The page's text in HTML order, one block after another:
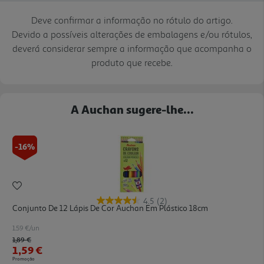
Deve confirmar a informação no rótulo do artigo.
Devido a possíveis alterações de embalagens e/ou rótulos,
deverá considerar sempre a informação que acompanha o
produto que recebe.
A Auchan sugere-lhe...
-16%
4.5 (2)
Conjunto De 12 Lápis De Cor Auchan Em Plástico 18cm
1.59 €/un
Price reduced from
1,89 €to
1,59 €
Promoção